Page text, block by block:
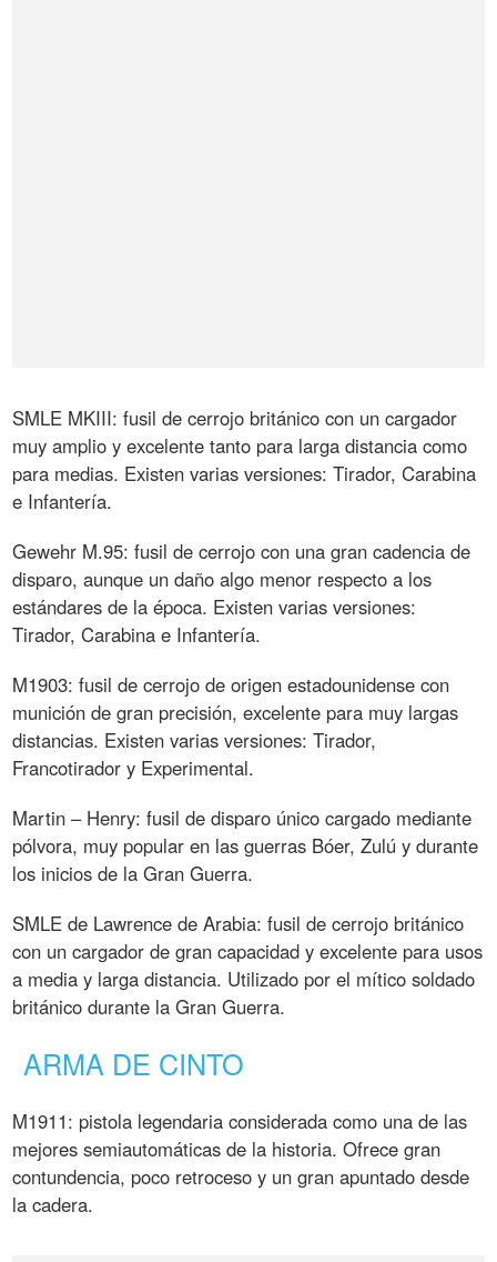
SMLE MKIII: fusil de cerrojo británico con un cargador
muy amplio y excelente tanto para larga distancia como
para medias. Existen varias versiones: Tirador, Carabina
e Infantería.
Gewehr M.95: fusil de cerrojo con una gran cadencia de
disparo, aunque un daño algo menor respecto a los
estándares de la época. Existen varias versiones:
Tirador, Carabina e Infantería.
M1903: fusil de cerrojo de origen estadounidense con
munición de gran precisión, excelente para muy largas
distancias. Existen varias versiones: Tirador,
Francotirador y Experimental.
Martin – Henry: fusil de disparo único cargado mediante
pólvora, muy popular en las guerras Bóer, Zulú y durante
los inicios de la Gran Guerra.
SMLE de Lawrence de Arabia: fusil de cerrojo británico
con un cargador de gran capacidad y excelente para usos
a media y larga distancia. Utilizado por el mítico soldado
británico durante la Gran Guerra.
ARMA DE CINTO
M1911: pistola legendaria considerada como una de las
mejores semiautomáticas de la historia. Ofrece gran
contundencia, poco retroceso y un gran apuntado desde
la cadera.